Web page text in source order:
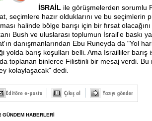
İSRAİL ile görüşmelerden sorumlu
seçimlere hazır olduklarını ve bu seçimlerin
halinde bölge barışı için bir fırsat
Bush ve uluslarası toplumun İsrail'e baskı
danışmanlarından Ebu Runeyda da "Yol
yolda barış koşulları belli. Ama İsrailliler barış
toplanan binlerce Filistinli bir mesaj verdi. Bu
kolaylaşacak" dedi.
GÜNDEM HABERLERİ